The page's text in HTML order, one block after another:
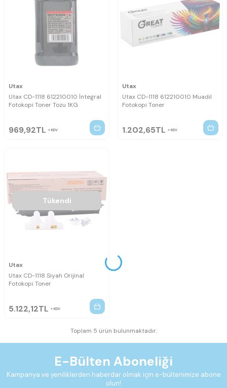
Utax
Utax CD-1118 612210010 İntegral
Fotokopi Toner Tozu 1KG
969,92TL KDV
Utax
Utax CD-1118 612210010 Muadil
Fotokopi Toner
1.202,65TL KDV
Tükendi
Utax
Utax CD-1118 Siyah Orijinal
Fotokopi Toner
5.122,12TL KDV
Toplam 5 ürün bulunmaktadır.
E-Bülten Aboneliği
Kampanya ve yeniliklerden haberdar olmak için e-bültenimize abone
olun!